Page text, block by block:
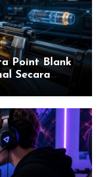
Point Blank
Secara